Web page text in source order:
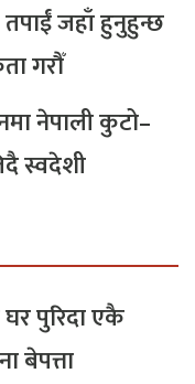
जहाँ हुनुहुन्छ
गरौँ
नेपाली कुटो–
स्वदेशी
पुरिदा एकै
बेपत्ता